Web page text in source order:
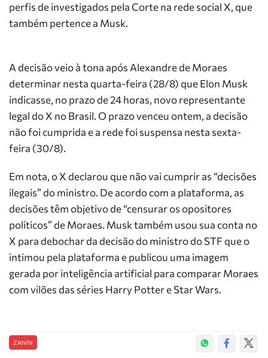
perfis de investigados pela Corte na rede social X, que
também pertence a Musk.
A decisão veio à tona após Alexandre de Moraes
determinar nesta quarta-feira (28/8) que Elon Musk
indicasse, no prazo de 24 horas, novo representante
legal do X no Brasil. O prazo venceu ontem, a decisão
não foi cumprida e a rede foi suspensa nesta sexta-
feira (30/8).
Em nota, o X declarou que não vai cumprir as “decisões
ilegais” do ministro. De acordo com a plataforma, as
decisões têm objetivo de “censurar os opositores
políticos” de Moraes. Musk também usou sua conta no
X para debochar da decisão do ministro do STF que o
intimou pela plataforma e publicou uma imagem
gerada por inteligência artificial para comparar Moraes
com vilões das séries Harry Potter e Star Wars.
ZANIN